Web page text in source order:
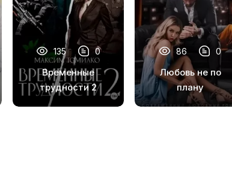
135 0
Временные
трудности 2
86 0
Любовь не по
плану